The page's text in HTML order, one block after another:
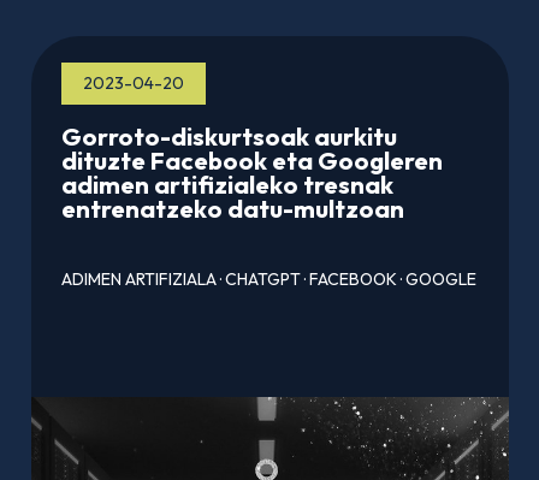
2023-04-20
Gorroto-diskurtsoak aurkitu
dituzte Facebook eta Googleren
adimen artifizialeko tresnak
entrenatzeko datu-multzoan
ADIMEN ARTIFIZIALA·CHATGPT·FACEBOOK·GOOGLE